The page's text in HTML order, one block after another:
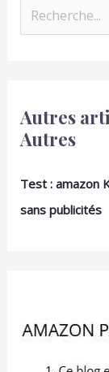
Autres
Autres
Test : amazon
sans publicités